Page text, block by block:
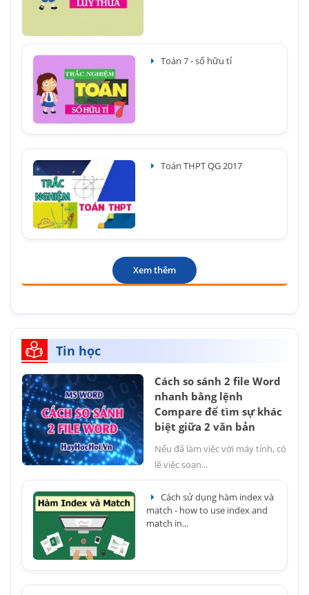
Toán 7 - số hữu tỉ
Toán THPT QG 2017
Xem thêm
Tin học
Cách so sánh 2 file Word
nhanh bằng lệnh
Compare để tìm sự khác
biệt giữa 2 văn bản
Nếu đã làm việc với máy tính, có
lẽ việc soạn...
Cách sử dụng hàm index và
match - how to use index and
match in...